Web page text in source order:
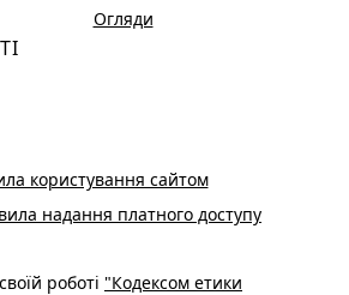
Огляди
користування сайтом
надання платного доступу
роботі "Кодексом етики